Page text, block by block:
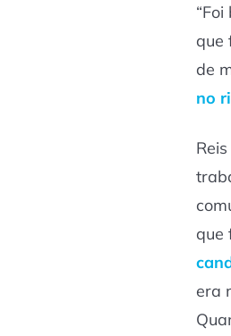
que
de
no
que
era